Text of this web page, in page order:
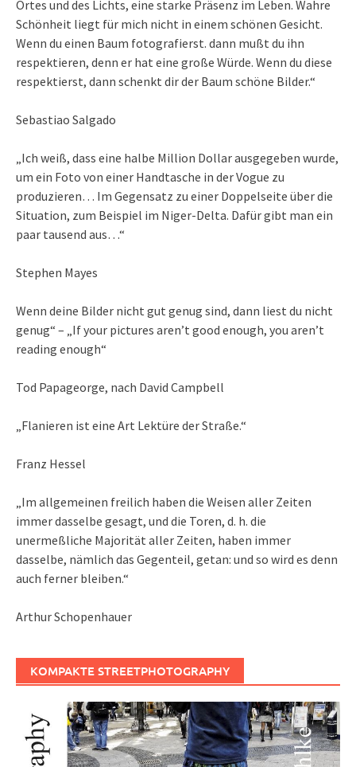
Ortes und des Lichts, eine starke Präsenz im Leben. Wahre
Schönheit liegt für mich nicht in einem schönen Gesicht.
Wenn du einen Baum fotografierst. dann mußt du ihn
respektieren, denn er hat eine große Würde. Wenn du diese
respektierst, dann schenkt dir der Baum schöne Bilder.“
Sebastiao Salgado
„Ich weiß, dass eine halbe Million Dollar ausgegeben wurde,
um ein Foto von einer Handtasche in der Vogue zu
produzieren… Im Gegensatz zu einer Doppelseite über die
Situation, zum Beispiel im Niger-Delta. Dafür gibt man ein
paar tausend aus…“
Stephen Mayes
Wenn deine Bilder nicht gut genug sind, dann liest du nicht
genug“ – „If your pictures aren’t good enough, you aren’t
reading enough“
Tod Papageorge, nach David Campbell
„Flanieren ist eine Art Lektüre der Straße.“
Franz Hessel
„Im allgemeinen freilich haben die Weisen aller Zeiten
immer dasselbe gesagt, und die Toren, d. h. die
unermeßliche Majorität aller Zeiten, haben immer
dasselbe, nämlich das Gegenteil, getan: und so wird es denn
auch ferner bleiben.“
Arthur Schopenhauer
KOMPAKTE STREETPHOTOGRAPHY